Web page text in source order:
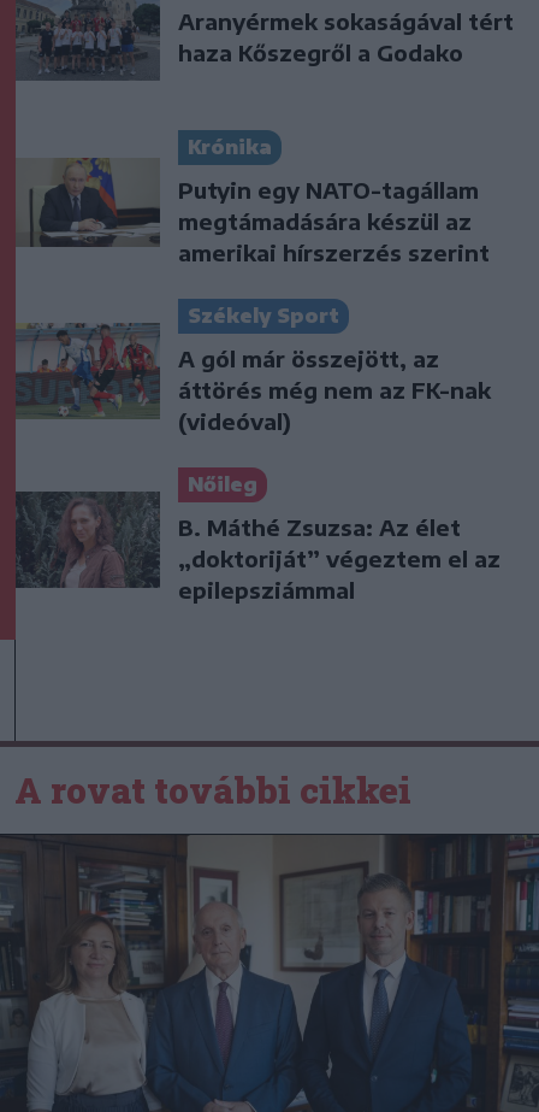
Aranyérmek sokaságával tért
haza Kőszegről a Godako
Krónika
Putyin egy NATO-tagállam
megtámadására készül az
amerikai hírszerzés szerint
Székely Sport
A gól már összejött, az
áttörés még nem az FK-nak
(videóval)
Nőileg
B. Máthé Zsuzsa: Az élet
„doktoriját” végeztem el az
epilepsziámmal
A rovat további cikkei